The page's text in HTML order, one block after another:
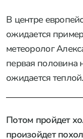
В центре
ожидается
метеоролог
первая половина
ожидается теплой.
Потом пройдет
произойдет